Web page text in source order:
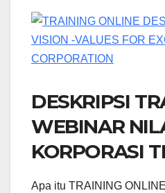
DESKRIPSI
WEBINAR
KORPORASI
Apa itu TRAINING